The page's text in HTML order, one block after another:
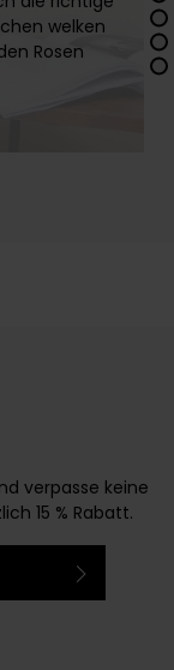
welken
Rosen
verpasse keine
15 % Rabatt.